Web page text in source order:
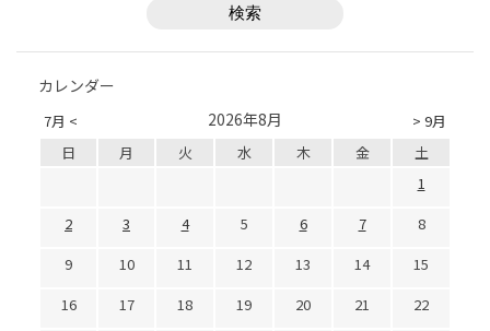
カレンダー
7月 < > 9月
2026年8月
日 月 火 水 木 金
土
1
2
3 4 5 6 7
8
9
10 11 12 13 14
15
16
17 18 19 20 21
22